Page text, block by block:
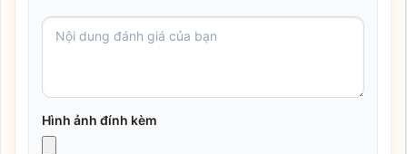
Hình ảnh đính kèm